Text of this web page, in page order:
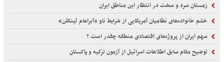
زمستان سرد و سخت در انتظار این مناطق ایران
خشم خانواده‌های نظامیان آمریکایی از شرایط ناو «آبراهام لینکلن»
سهم ایران از پروژه‌های اقتصادی منطقه چقدر است ؟
توضیح مقام سابق اطلاعات اسرائیل از آزمون ترکیه و پاکستان